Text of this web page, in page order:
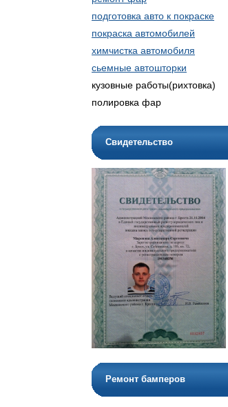
подготовка авто к покраске
покраска автомобилей
химчистка автомобиля
сьемные автошторки
кузовные работы(рихтовка)
полировка фар
Свидетельство
Ремонт бамперов